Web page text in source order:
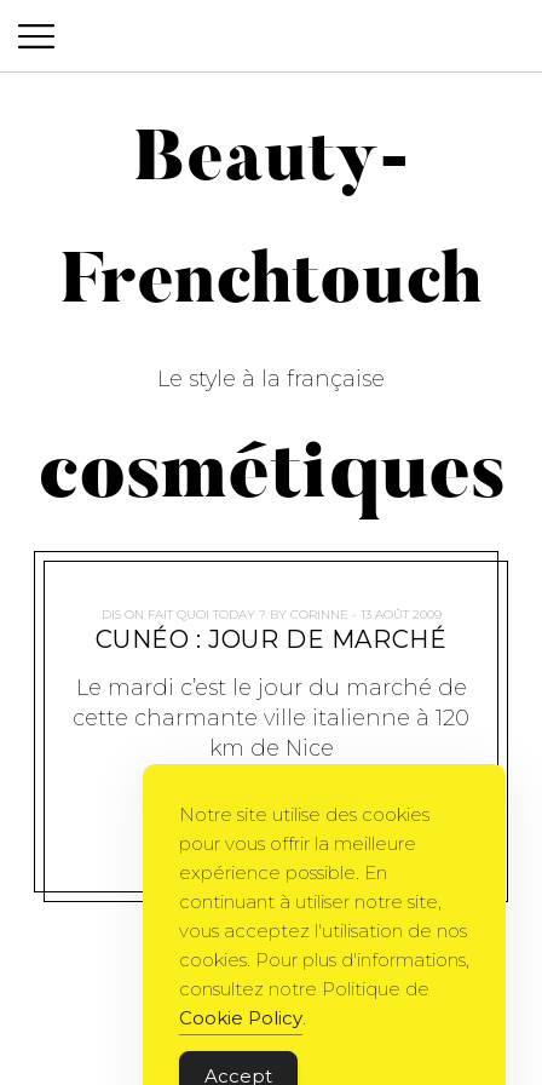
Beauty-Frenchtouch
Beauty-
Frenchtouch
Le style à la française
cosmétiques
DIS ON FAIT QUOI TODAY ? BY CORINNE 13 AOÛT 2009
CUNÉO : JOUR DE MARCHÉ
Le mardi c’est le jour du marché de
cette charmante ville italienne à 120
km de Nice
MORE
Notre site utilise des cookies
pour vous offrir la meilleure
expérience possible. En
continuant à utiliser notre site,
vous acceptez l'utilisation de nos
cookies. Pour plus d'informations,
consultez notre Politique de
Cookie Policy.
Accept